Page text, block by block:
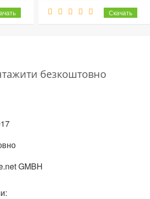
безкоштовно
GMBH